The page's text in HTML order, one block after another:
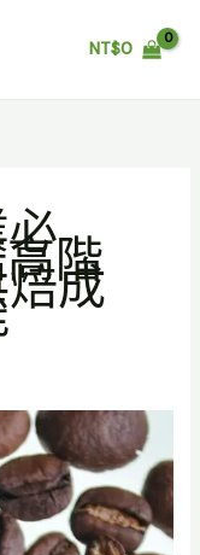
NT$0
階
成